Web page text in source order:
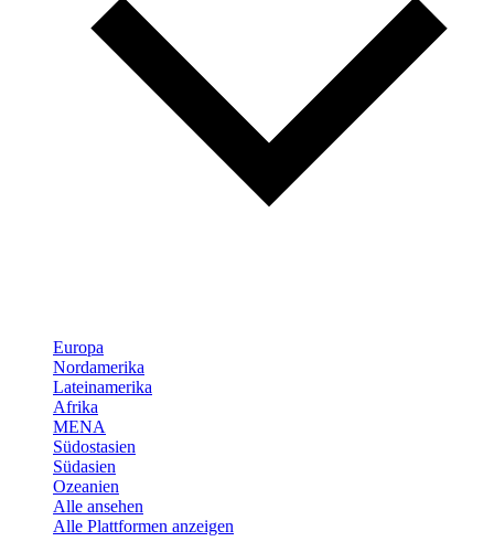
Europa
Nordamerika
Lateinamerika
Afrika
MENA
Südostasien
Südasien
Ozeanien
Alle ansehen
Alle Plattformen anzeigen